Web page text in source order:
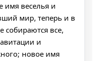
имя веселья и
мир, теперь и в
собираются все,
и
новое имя